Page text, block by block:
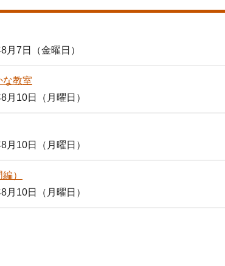
月7日（金曜日）
な教室
月10日（月曜日）
月10日（月曜日）
）
月10日（月曜日）